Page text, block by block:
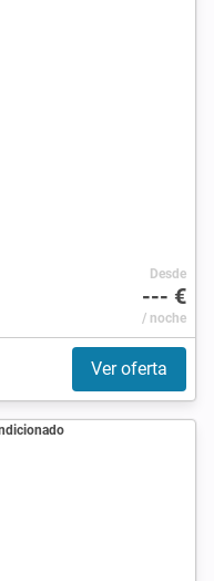
Desde
--- €
/ noche
Ver oferta